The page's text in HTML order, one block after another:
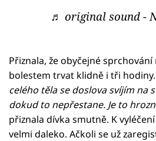
♬ original sound -
Přiznala, že obyčejné
bolestem trvat klidně i tři hodiny.
celého těla se doslova svíjím na
dokud to nepřestane. Je to
přiznala dívka smutně. K
velmi daleko. Ačkoli se už